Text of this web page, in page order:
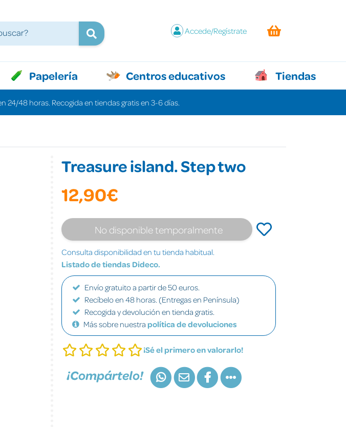
Accede/Regístrate
Papelería Centros educativos Tiendas
24/48 horas. Recogida en tiendas gratis en 3-6 días.
Treasure island. Step two
12,90€
No disponible temporalmente
Consulta disponibilidad en tu tienda habitual.
Listado de tiendas Dideco.
Envío gratuito a partir de 50 euros.
Recíbelo en 48 horas. (Entregas en Península)
Recogida y devolución en tienda gratis.
Más sobre nuestra política de devoluciones
¡Sé el primero en valorarlo!
¡Compártelo!